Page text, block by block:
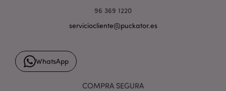
96 369 1220
serviciocliente@puckator.es
WhatsApp
COMPRA SEGURA
form_key